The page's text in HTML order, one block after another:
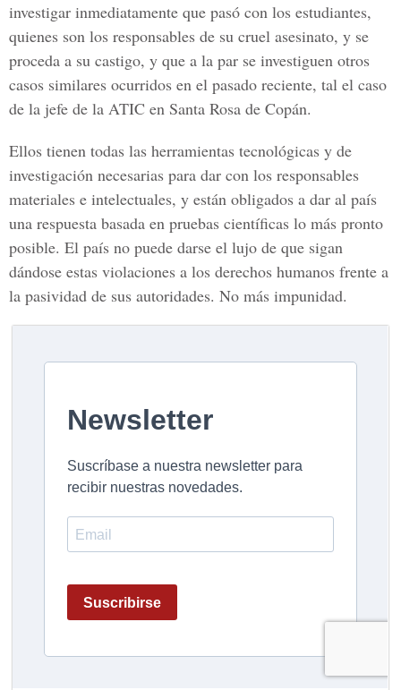
investigar inmediatamente que pasó con los estudiantes,
quienes son los responsables de su cruel asesinato, y se
proceda a su castigo, y que a la par se investiguen otros
casos similares ocurridos en el pasado reciente, tal el caso
de la jefe de la ATIC en Santa Rosa de Copán.
Ellos tienen todas las herramientas tecnológicas y de
investigación necesarias para dar con los responsables
materiales e intelectuales, y están obligados a dar al país
una respuesta basada en pruebas científicas lo más pronto
posible. El país no puede darse el lujo de que sigan
dándose estas violaciones a los derechos humanos frente a
la pasividad de sus autoridades. No más impunidad.